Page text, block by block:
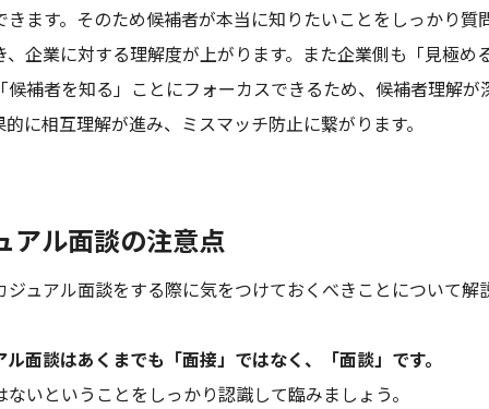
きます。そのため候補者が本当に知りたいことをしっかり質
、企業に対する理解度が上がります。また企業側も「見極め
候補者を知る」ことにフォーカスできるため、候補者理解が
的に相互理解が進み、ミスマッチ防止に繋がります。
アル面談の注意点
ジュアル面談をする際に気をつけておくべきことについて解
ル面談はあくまでも「面接」ではなく、「面談」です。
ないということをしっかり認識して臨みましょう。